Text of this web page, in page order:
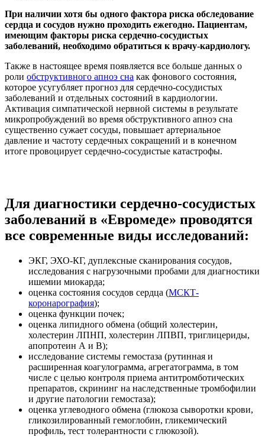
При наличии хотя бы одного фактора риска обследование
сердца и сосудов нужно проходить ежегодно. Пациентам,
имеющим факторы риска сердечно-сосудистых
заболеваний, необходимо обратиться к врачу-кардиологу.
Также в настоящее время появляется все больше данных о
роли обструктивного апноэ сна как фонового состояния,
которое усугубляет прогноз для сердечно-сосудистых
заболеваний и отдельных состояний в кардиологии.
Активация симпатической нервной системы в результате
микропробуждений во время обструктивного апноэ сна
существенно сужает сосуды, повышает артериальное
давление и частоту сердечных сокращений и в конечном
итоге провоцирует сердечно-сосудистые катастрофы.
Для диагностики сердечно-сосудистых
заболеваний в «Евромеде» проводятся
все современные виды исследований:
ЭКГ, ЭХО-КГ, дуплексные сканирования сосудов,
исследования с нагрузочными пробами для диагностики
ишемии миокарда;
оценка состояния сосудов сердца (МСКТ-
коронарография);
оценка функции почек;
оценка липидного обмена (общий холестерин,
холестерин ЛПНП, холестерин ЛПВП, триглицериды,
апопротеин А и B);
исследование системы гемостаза (рутинная и
расширенная коагулограмма, агрегатограмма, в том
числе с целью контроля приема антитромботических
препаратов, скрининг на наследственные тромбофилии
и другие патологии гемостаза);
оценка углеводного обмена (глюкоза сыворотки крови,
гликозилированный гемоглобин, гликемический
профиль, тест толерантности с глюкозой).